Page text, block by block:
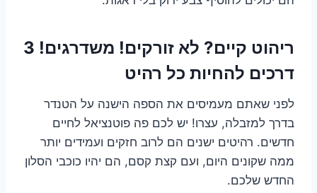
ריהוט קיים? לא זורקים! משדרגים! 3
דרכים להחיות כל רהיט
לפני שאתם מעמיסים את הספה הישנה על הטנדר
בדרך למזבלה, עצרו! יש לכם פה פוטנציאל לחיים
חדשים. רהיטים ישנים הם לרוב חזקים ועמידים יותר
ממה שקונים היום, ועם קצת קסם, הם יהיו כוכבי הסלון
החדש שלכם.